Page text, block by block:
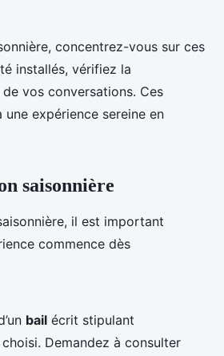
concentrez-vous sur ces
installés, vérifiez la
vos conversations. Ces
expérience sereine en
saisonnière
il est important
commence dès
bail écrit stipulant
Demandez à consulter